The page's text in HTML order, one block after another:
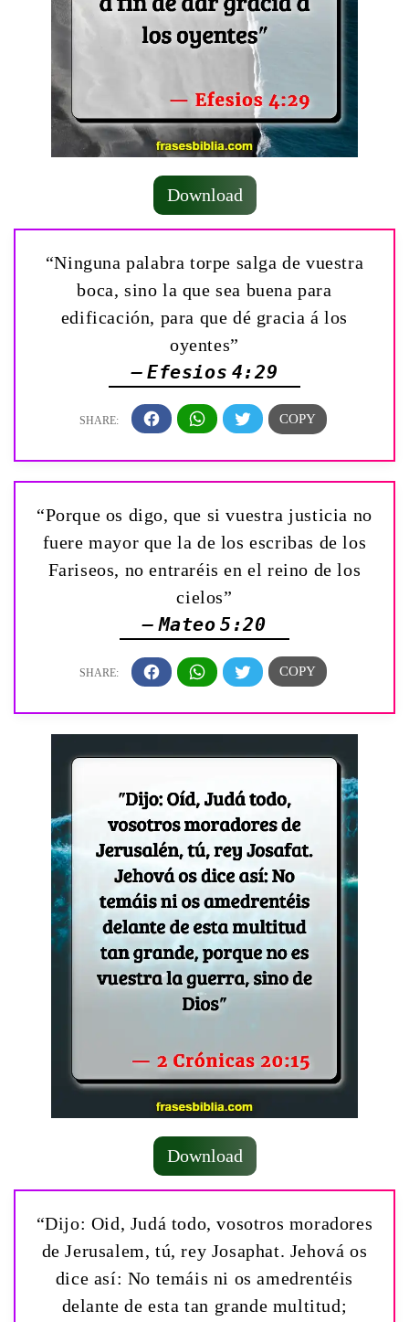
Download
“Ninguna palabra torpe salga de vuestra
boca, sino la que sea buena para
edificación, para que dé gracia á los
oyentes”
— Efesios 4:29
“Porque os digo, que si vuestra justicia no
fuere mayor que la de los escribas de los
Fariseos, no entraréis en el reino de los
cielos”
— Mateo 5:20
Download
“Dijo: Oid, Judá todo, vosotros moradores
de Jerusalem, tú, rey Josaphat. Jehová os
dice así: No temáis ni os amedrentéis
delante de esta tan grande multitud;